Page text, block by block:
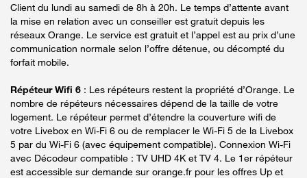
Client du lundi au samedi de 8h à 20h. Le temps d’attente avant
la mise en relation avec un conseiller est gratuit depuis les
réseaux Orange. Le service est gratuit et l’appel est au prix d’une
communication normale selon l’offre détenue, ou décompté du
forfait mobile.
Répéteur Wifi 6 : Les répéteurs restent la propriété d’Orange. Le
nombre de répéteurs nécessaires dépend de la taille de votre
logement. Le répéteur permet d’étendre la couverture wifi de
votre Livebox en Wi-Fi 6 ou de remplacer le Wi-Fi 5 de la Livebox
5 par du Wi-Fi 6 (avec équipement compatible). Connexion Wi-Fi
avec Décodeur compatible : TV UHD 4K et TV 4. Le 1er répéteur
est accessible sur demande sur orange.fr pour les offres Up et